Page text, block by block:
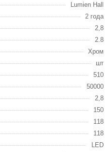
Lumien Hall
2 года
2,8
2.8
Хром
шт
510
50000
2,8
150
118
118
LED